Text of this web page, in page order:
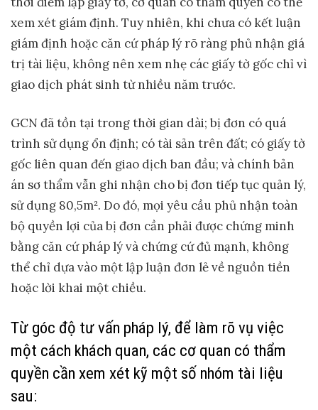
xem xét giám định. Tuy nhiên, khi chưa có kết luận
giám định hoặc căn cứ pháp lý rõ ràng phủ nhận giá
trị tài liệu, không nên xem nhẹ các giấy tờ gốc chỉ vì
giao dịch phát sinh từ nhiều năm trước.
GCN đã tồn tại trong thời gian dài; bị đơn có quá
trình sử dụng ổn định; có tài sản trên đất; có giấy tờ
gốc liên quan đến giao dịch ban đầu; và chính bản
án sơ thẩm vẫn ghi nhận cho bị đơn tiếp tục quản lý,
sử dụng 80,5m². Do đó, mọi yêu cầu phủ nhận toàn
bộ quyền lợi của bị đơn cần phải được chứng minh
bằng căn cứ pháp lý và chứng cứ đủ mạnh, không
thể chỉ dựa vào một lập luận đơn lẻ về nguồn tiền
hoặc lời khai một chiều.
Từ góc độ tư vấn pháp lý, để làm rõ vụ việc
một cách khách quan, các cơ quan có thẩm
quyền cần xem xét kỹ một số nhóm tài liệu
sau: